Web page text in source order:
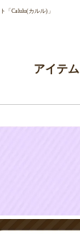
「Calulu(カルル)」
アイテム